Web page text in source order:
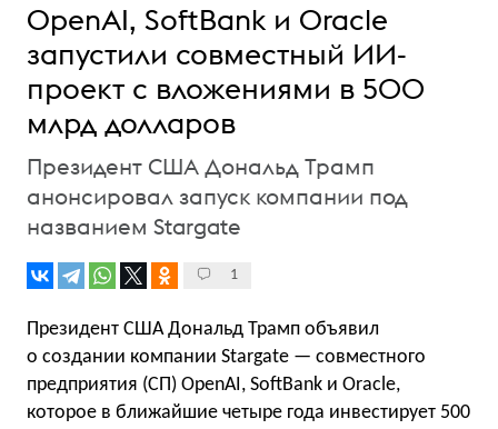
OpenAI, SoftBank и Oracle
запустили совместный ИИ-
проект с вложениями в 500
млрд долларов
Президент США Дональд Трамп
анонсировал запуск компании под
названием Stargate
1
Президент США Дональд Трамп объявил
о создании компании Stargate — совместного
предприятия (СП) OpenAI, SoftBank и Oracle,
которое в ближайшие четыре года инвестирует 500